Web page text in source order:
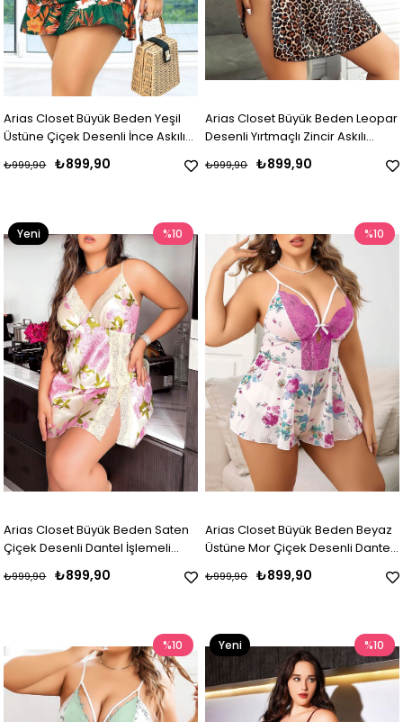
Arias Closet Büyük Beden Yeşil
Üstüne Çiçek Desenli İnce Askılı
Fırfırlı Gecelik
₺899,90
₺999,90
Arias Closet Büyük Beden Leopar
Desenli Yırtmaçlı Zincir Askılı
₺899,90
₺999,90
Arias Closet Büyük Beden Saten
Çiçek Desenli Dantel İşlemeli
Yırtmaçlı İnce Askılı Gecelik
₺899,90
₺999,90
%10
Yeni
Arias Closet Büyük Beden Beyaz
Üstüne Mor Çiçek Desenli Dantel
İşlemeli İnce Askılı Şort Gecelik
₺899,90
₺999,90
%10
%10 %10
Yeni